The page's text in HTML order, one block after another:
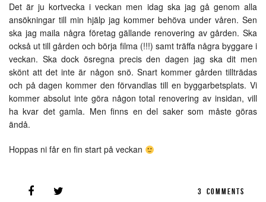
Det är ju kortvecka i veckan men idag ska jag gå genom alla
ansökningar till min hjälp jag kommer behöva under våren. Sen
ska jag maila några företag gällande renovering av gården. Ska
också ut till gården och börja filma (!!!) samt träffa några byggare i
veckan. Ska dock ösregna precis den dagen jag ska dit men
skönt att det inte är någon snö. Snart kommer gården tillträdas
och på dagen kommer den förvandlas till en byggarbetsplats. Vi
kommer absolut inte göra någon total renovering av insidan, vill
ha kvar det gamla. Men finns en del saker som måste göras
ändå.
Hoppas ni får en fin start på veckan
3 COMMENTS